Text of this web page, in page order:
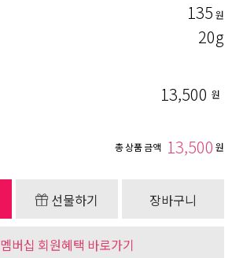
135 원
20g
13,500 원
총 상품 금액 13,500 원
선물하기 장바구니
멤버십 회원혜택 바로가기